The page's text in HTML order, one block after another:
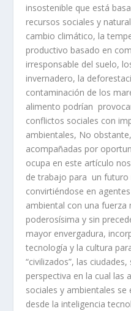
insostenible que está
recursos sociales y
cambio climático, la
productivo basado en
irresponsable del suelo,
invernadero, la
contaminación de los
alimento podrían
conflictos sociales con
ambientales, No
acompañadas por
ocupa en este artículo
de trabajo para un futuro
convirtiéndose en
ambiental con una fuerza
poderosísima y sin
mayor envergadura,
tecnología y la cultura
“civilizados”, las
perspectiva en la cual las
sociales y ambientales
desde la inteligencia